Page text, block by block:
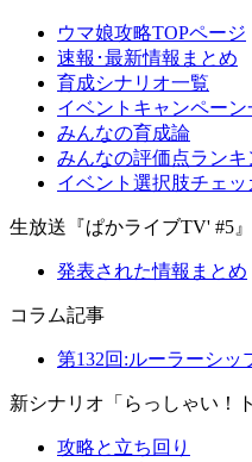
ウマ娘攻略TOPページ
速報･最新情報まとめ
育成シナリオ一覧
イベントキャンペーン
みんなの育成論
みんなの評価点ランキ
イベント選択肢チェッ
生放送『ぱかライブTV' #5』
発表された情報まとめ
コラム記事
第132回:ルーラーシッ
新シナリオ「らっしゃい！
攻略と立ち回り